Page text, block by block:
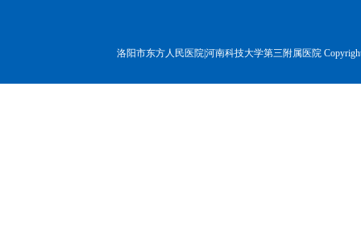
洛阳市东方人民医院|河南科技大学第三附属医院